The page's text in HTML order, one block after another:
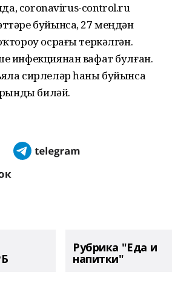
coronavirus-control.ru
буйынса, 27 меңдән
осрағы теркәлгән.
инфекциянан вафат булған.
сирлеләр һаны буйынса
биләй.
Рубрика "Еда и
напитки"